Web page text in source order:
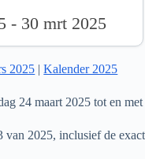
- 30 mrt 2025
2025 |Kalender 2025
24 maart 2025 tot en
2025, inclusief de